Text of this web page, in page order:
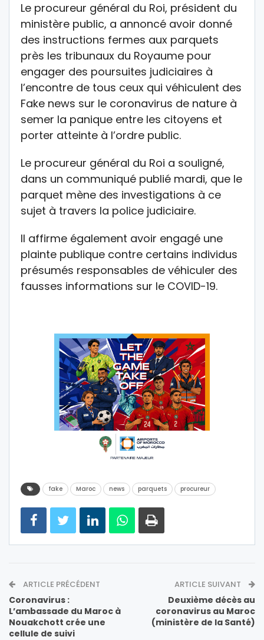
Le procureur général du Roi, président du
ministère public, a annoncé avoir donné
des instructions fermes aux parquets
près les tribunaux du Royaume pour
engager des poursuites judiciaires à
l’encontre de tous ceux qui véhiculent des
Fake news sur le coronavirus de nature à
semer la panique entre les citoyens et
porter atteinte à l’ordre public.
Le procureur général du Roi a souligné,
dans un communiqué publié mardi, que le
parquet mène des investigations à ce
sujet à travers la police judiciaire.
Il affirme également avoir engagé une
plainte publique contre certains individus
présumés responsables de véhiculer des
fausses informations sur le COVID-19.
fake Maroc news parquets procureur
ARTICLE PRÉCÉDENT
Coronavirus :
L’ambassade du Maroc à
Nouakchott crée une
cellule de suivi
ARTICLE SUIVANT
Deuxième décès au
coronavirus au Maroc
(ministère de la Santé)